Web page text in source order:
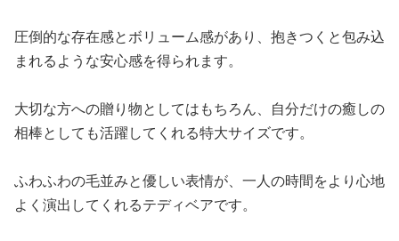
圧倒的な存在感とボリューム感があり、抱きつくと包み込
まれるような安心感を得られます。
大切な方への贈り物としてはもちろん、自分だけの癒しの
相棒としても活躍してくれる特大サイズです。
ふわふわの毛並みと優しい表情が、一人の時間をより心地
よく演出してくれるテディベアです。